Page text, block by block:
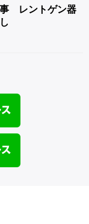
事 レントゲン器